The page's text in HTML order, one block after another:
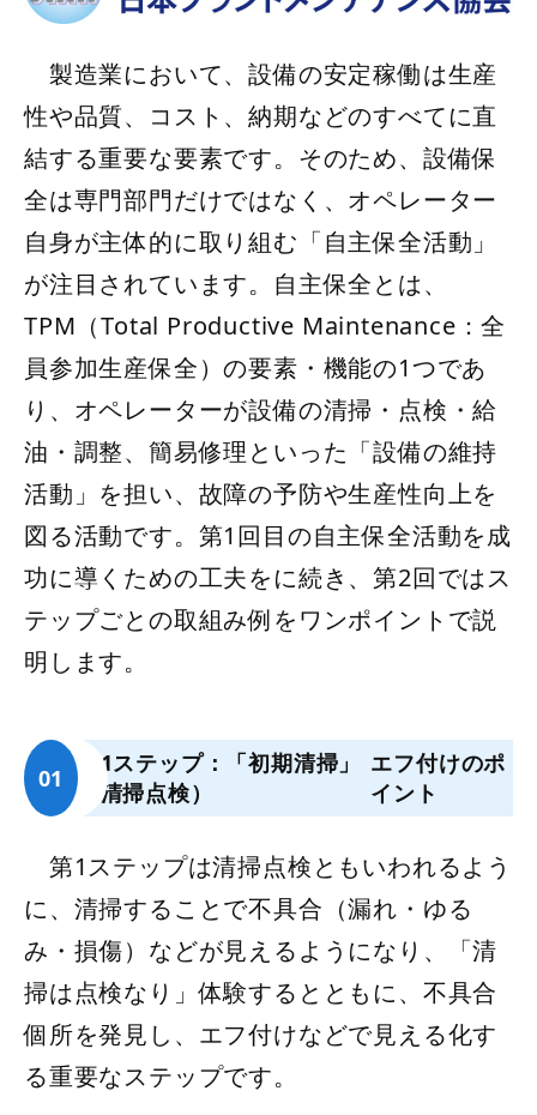
製造業において、設備の安定稼働は生産
性や品質、コスト、納期などのすべてに直
結する重要な要素です。そのため、設備保
全は専門部門だけではなく、オペレーター
自身が主体的に取り組む「自主保全活動」
が注目されています。自主保全とは、
TPM（Total Productive Maintenance：全
員参加生産保全）の要素・機能の1つであ
り、オペレーターが設備の清掃・点検・給
油・調整、簡易修理といった「設備の維持
活動」を担い、故障の予防や生産性向上を
図る活動です。第1回目の自主保全活動を成
功に導くための工夫をに続き、第2回ではス
テップごとの取組み例をワンポイントで説
明します。
第1ステップ：「初期清掃」
（清掃点検）
エフ付けのポ
イント
第1ステップは清掃点検ともいわれるよう
に、清掃することで不具合（漏れ・ゆる
み・損傷）などが見えるようになり、「清
掃は点検なり」体験するとともに、不具合
個所を発見し、エフ付けなどで見える化す
る重要なステップです。